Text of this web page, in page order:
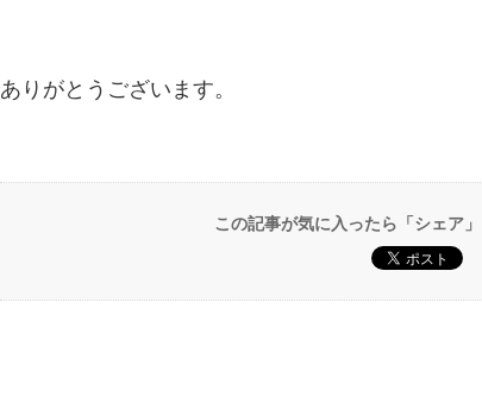
ありがとうございます。
この記事が気に入ったら「シェア